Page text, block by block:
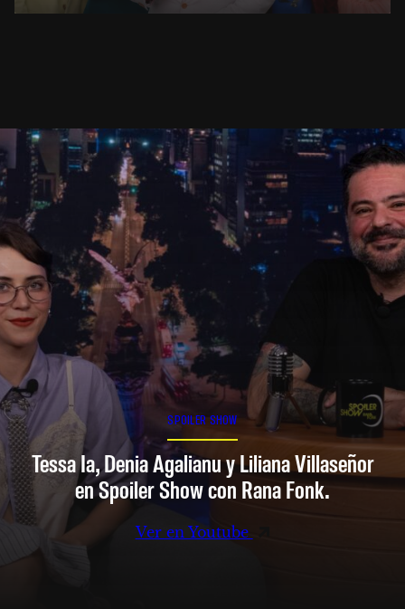
SPOILER SHOW
Tessa Ia, Denia Agalianu y Liliana Villaseñor
en Spoiler Show con Rana Fonk.
Ver en Youtube